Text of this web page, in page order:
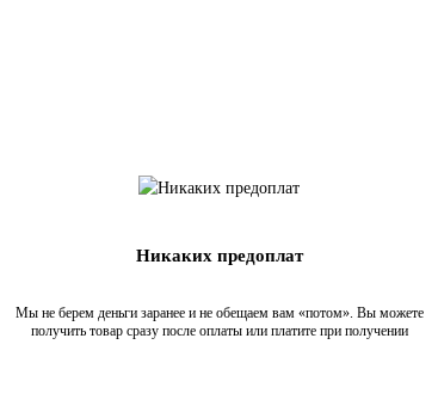
Никаких предоплат
Мы не берем деньги заранее и не обещаем вам «потом». Вы можете
получить товар сразу после оплаты или платите при получении